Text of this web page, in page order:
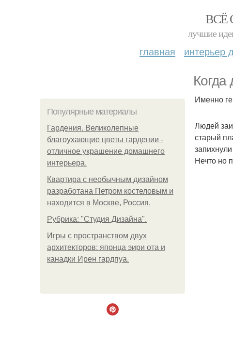
ВСЁ
лучшие
главная интерьер
Когда
Популярные материалы
Гардения. Великолепные
благоухающие цветы гардении -
отличное украшение домашнего
интерьера.
Квартира с необычным дизайном
разработана Петром костеловым и
находится в Москве, Россия.
Рубрика: "Студия Дизайна".
Игры с пространством двух
архитекторов: японца эири ота и
канадки Ирен гардпуа.
Именно
Людей
старый
Нечто но